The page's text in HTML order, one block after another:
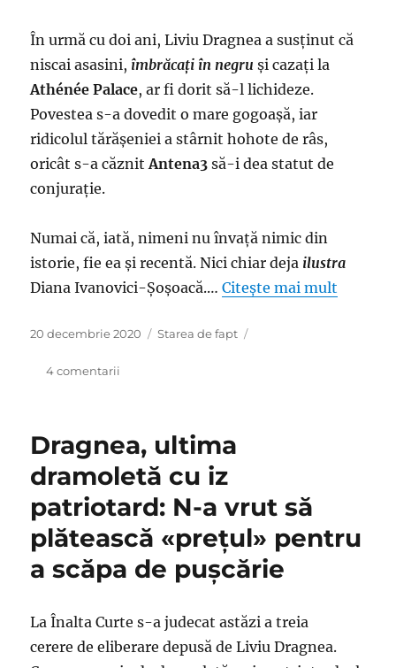
În urmă cu doi ani, Liviu Dragnea a susţinut că
niscai asasini, îmbrăcaţi în negru şi cazaţi la
Athénée Palace, ar fi dorit să-l lichideze.
Povestea s-a dovedit o mare gogoaşă, iar
ridicolul tărăşeniei a stârnit hohote de râs,
oricât s-a căznitAntena3 să-i dea statut de
conjuraţie.
Numai că, iată, nimeni nu învaţă nimic din
istorie, fie ea şi recentă. Nici chiar deja ilustra
Diana Ivanovici-Şoşoacă.…Citește mai mult
Publicat
20 decembrie 2020 Categorii
Starea de fapt
4 comentarii
de
plâns
într-
o
dramoletă
de
sau
ameninţă
cu
Dragnea, ultima
dramoletă cu iz
patriotard: N-a vrut să
plătească «preţul» pentru
a scăpa de puşcărie
La Înalta Curte s-a judecat astăzi a treia
cerere de eliberare depusă de Liviu Dragnea.